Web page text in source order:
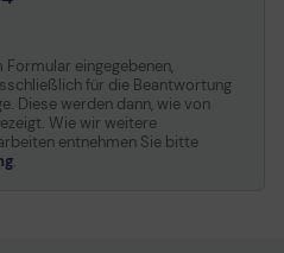
eingegebenen,
für die Beantwortung
Diese werden dann, wie von
Wie wir weitere
entnehmen Sie bitte
.